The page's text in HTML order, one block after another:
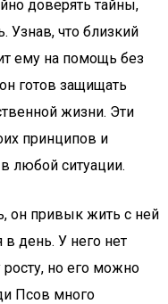
доверять тайны,
Узнав, что близкий
ему на помощь без
готов защищать
жизни. Эти
принципов и
любой ситуации.
он привык жить с ней
день. У него нет
но его можно
Псов много